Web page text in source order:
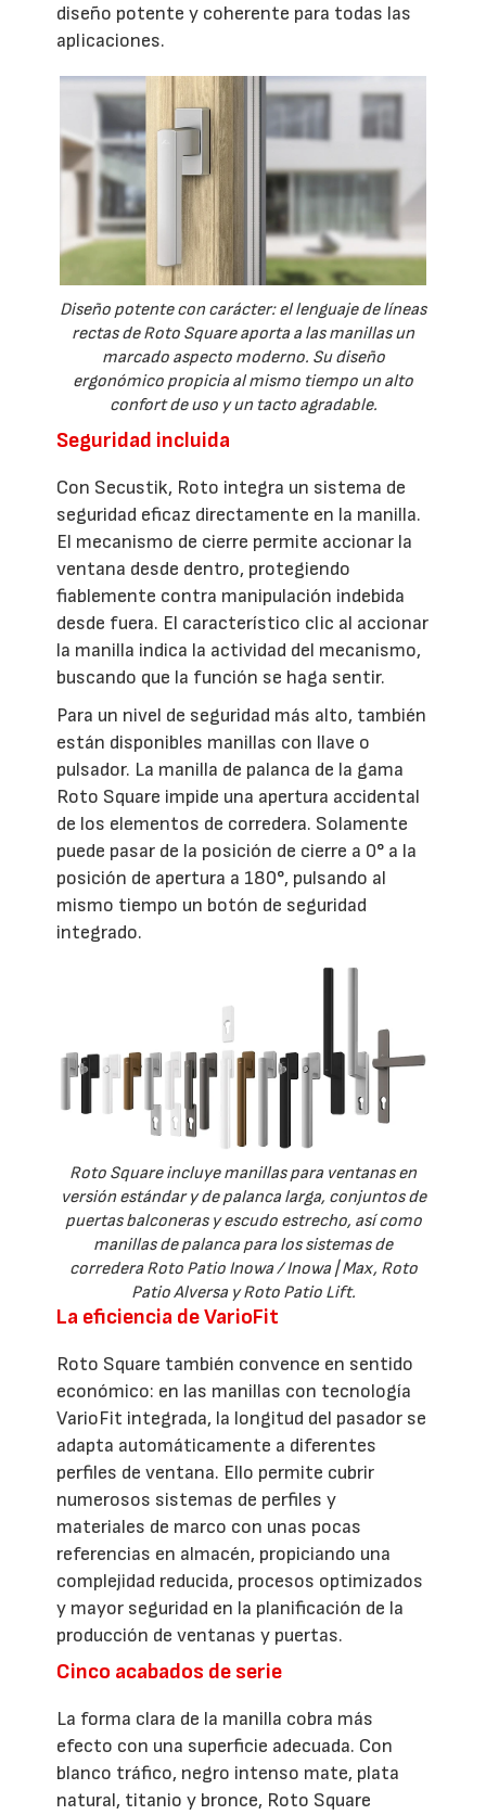
diseño potente y coherente para todas las
aplicaciones.
Diseño potente con carácter: el lenguaje de líneas
rectas de Roto Square aporta a las manillas un
marcado aspecto moderno. Su diseño
ergonómico propicia al mismo tiempo un alto
confort de uso y un tacto agradable.
Seguridad incluida
Con Secustik, Roto integra un sistema de
seguridad eficaz directamente en la manilla.
El mecanismo de cierre permite accionar la
ventana desde dentro, protegiendo
fiablemente contra manipulación indebida
desde fuera. El característico clic al accionar
la manilla indica la actividad del mecanismo,
buscando que la función se haga sentir.
Para un nivel de seguridad más alto, también
están disponibles manillas con llave o
pulsador. La manilla de palanca de la gama
Roto Square impide una apertura accidental
de los elementos de corredera. Solamente
puede pasar de la posición de cierre a 0° a la
posición de apertura a 180°, pulsando al
mismo tiempo un botón de seguridad
integrado.
Roto Square incluye manillas para ventanas en
versión estándar y de palanca larga, conjuntos de
puertas balconeras y escudo estrecho, así como
manillas de palanca para los sistemas de
corredera Roto Patio Inowa / Inowa | Max, Roto
Patio Alversa y Roto Patio Lift.
La eficiencia de VarioFit
Roto Square también convence en sentido
económico: en las manillas con tecnología
VarioFit integrada, la longitud del pasador se
adapta automáticamente a diferentes
perfiles de ventana. Ello permite cubrir
numerosos sistemas de perfiles y
materiales de marco con unas pocas
referencias en almacén, propiciando una
complejidad reducida, procesos optimizados
y mayor seguridad en la planificación de la
producción de ventanas y puertas.
Cinco acabados de serie
La forma clara de la manilla cobra más
efecto con una superficie adecuada. Con
blanco tráfico, negro intenso mate, plata
natural, titanio y bronce, Roto Square